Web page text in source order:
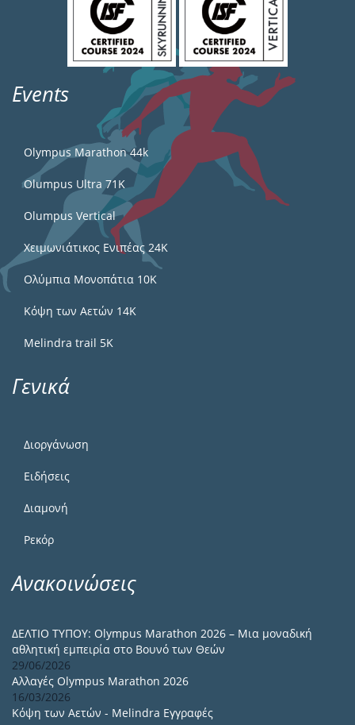
Events
Olympus Marathon 44k
Olumpus Ultra 71K
Olumpus Vertical
Χειμωνιάτικος Ενιπέας 24Κ
Ολύμπια Μονοπάτια 10Κ
Κόψη των Αετών 14Κ
Melindra trail 5Κ
Γενικά
Διοργάνωση
Ειδήσεις
Διαμονή
Ρεκόρ
Ανακοινώσεις
ΔΕΛΤΙΟ ΤΥΠΟΥ: Olympus Marathon 2026 – Μια μοναδική
αθλητική εμπειρία στο Βουνό των Θεών
29/06/2026
Αλλαγές Olympus Marathon 2026
16/03/2026
Κόψη των Αετών - Melindra Εγγραφές